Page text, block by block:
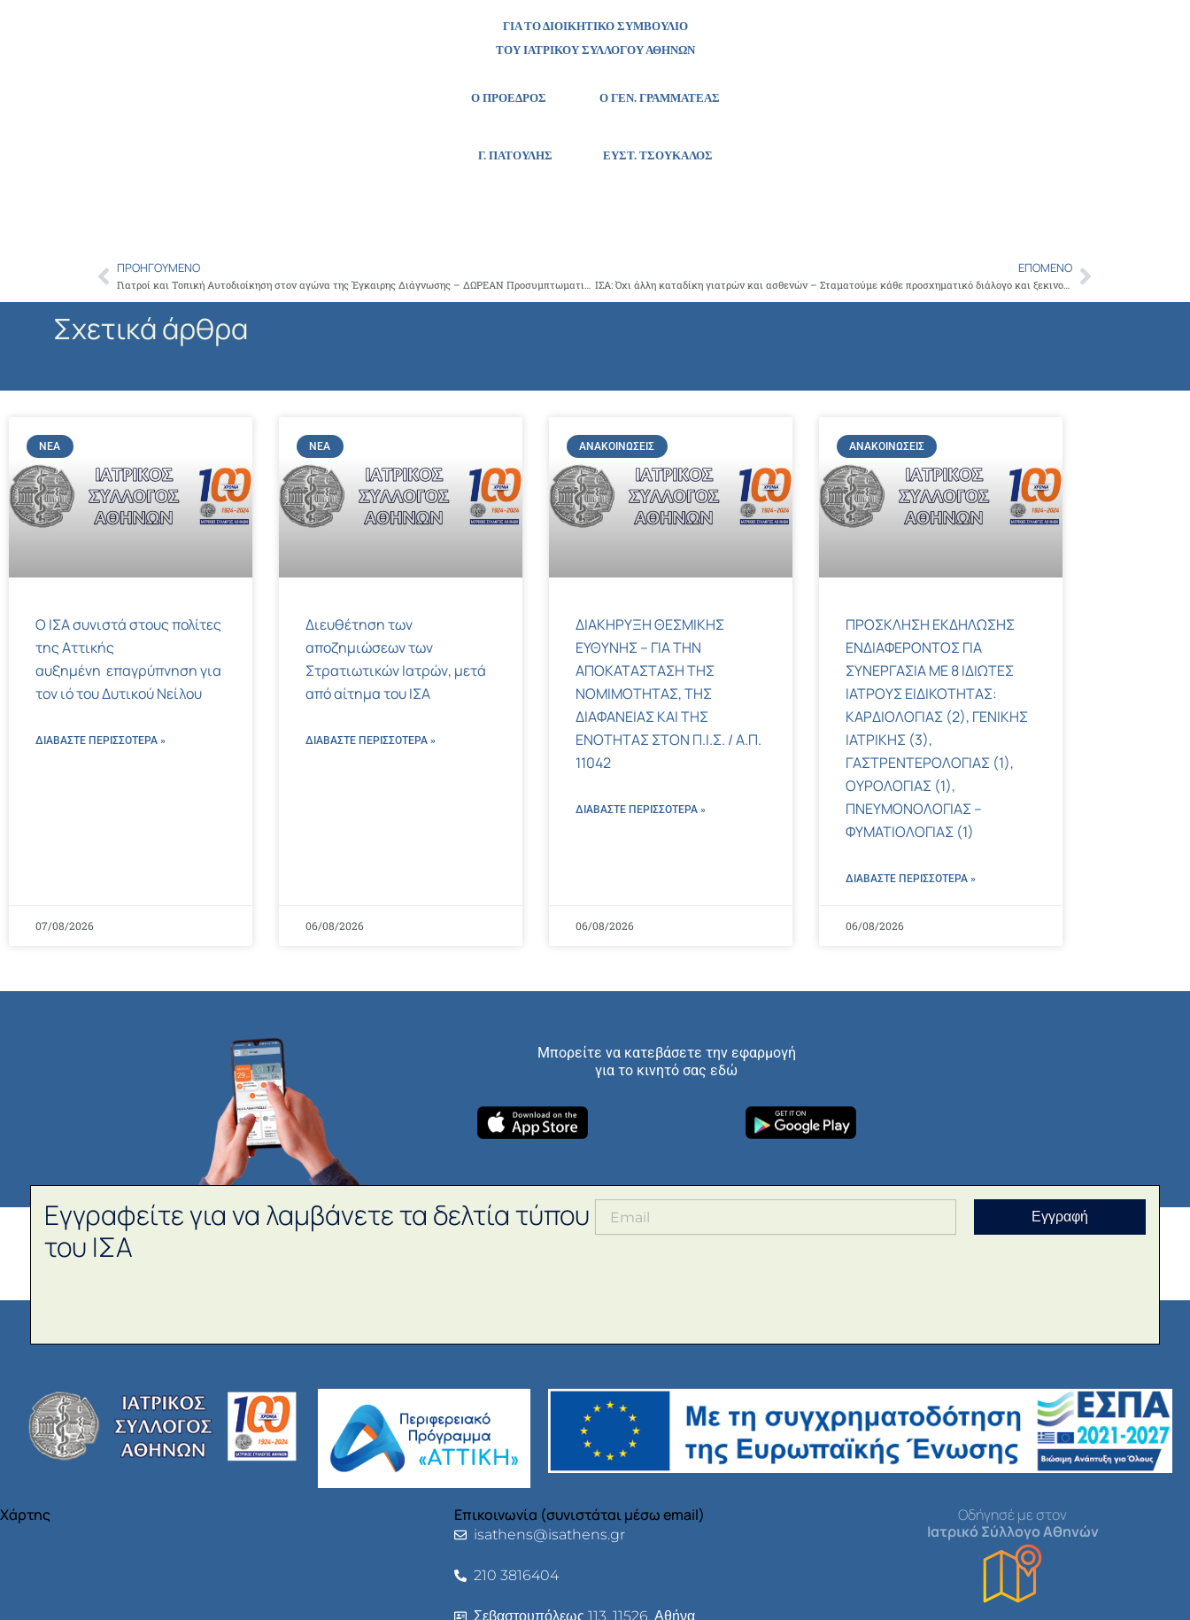
ΓΙΑ ΤΟ ΔΙΟΙΚΗΤΙΚΟ ΣΥΜΒΟΥΛΙΟ
ΤΟΥ ΙΑΤΡΙΚΟΥ ΣΥΛΛΟΓΟΥ ΑΘΗΝΩΝ
Ο ΠΡΟΕΔΡΟΣ Ο ΓΕΝ. ΓΡΑΜΜΑΤΕΑΣ
Γ. ΠΑΤΟΥΛΗΣ ΕΥΣΤ. ΤΣΟΥΚΑΛΟΣ
Prev
ΠΡΟΗΓΟΎΜΕΝΟ
Γιατροί και Τοπική Αυτοδιοίκηση στον αγώνα της Έγκαιρης Διάγνωσης – ΔΩΡΕΑΝ Προσυμπτωματικοί Έλεγχοι για Καρδιαγγειακά, Διαβήτη, Άνοια, Οστεοπόρωση
ΕΠΌΜΕΝΟ
ΙΣΑ: Όχι άλλη καταδίκη γιατρών και ασθενών – Σταματούμε κάθε προσχηματικό διάλογο και ξεκινούμε αγώνα εθνικής σωτηρίας της Δημόσιας ΥγείαςNext
Σχετικά άρθρα
ΝΈΑ
Ο ΙΣΑ συνιστά στους πολίτες
της Αττικής
αυξημένη επαγρύπνηση για
τον ιό του Δυτικού Νείλου
ΔΙΑΒΑΣΤΕ ΠΕΡΙΣΣΌΤΕΡΑ »
07/08/2026
ΝΈΑ
Διευθέτηση των
αποζημιώσεων των
Στρατιωτικών Ιατρών, μετά
από αίτημα του ΙΣΑ
ΔΙΑΒΑΣΤΕ ΠΕΡΙΣΣΌΤΕΡΑ »
06/08/2026
ΑΝΑΚΟΙΝΏΣΕΙΣ
ΔΙΑΚΗΡΥΞΗ ΘΕΣΜΙΚΗΣ
ΕΥΘΥΝΗΣ – ΓΙΑ ΤΗΝ
ΑΠΟΚΑΤΑΣΤΑΣΗ ΤΗΣ
ΝΟΜΙΜΟΤΗΤΑΣ, ΤΗΣ
ΔΙΑΦΑΝΕΙΑΣ ΚΑΙ ΤΗΣ
ΕΝΟΤΗΤΑΣ ΣΤΟΝ Π.Ι.Σ. / Α.Π.
11042
ΔΙΑΒΑΣΤΕ ΠΕΡΙΣΣΌΤΕΡΑ »
06/08/2026
ΑΝΑΚΟΙΝΏΣΕΙΣ
ΠΡΟΣΚΛΗΣΗ ΕΚΔΗΛΩΣΗΣ
ΕΝΔΙΑΦΕΡΟΝΤΟΣ ΓΙΑ
ΣΥΝΕΡΓΑΣΙΑ ΜΕ 8 ΙΔΙΩΤΕΣ
ΙΑΤΡΟΥΣ ΕΙΔΙΚΟΤΗΤΑΣ:
ΚΑΡΔΙΟΛΟΓΙΑΣ (2), ΓΕΝΙΚΗΣ
ΙΑΤΡΙΚΗΣ (3),
ΓΑΣΤΡΕΝΤΕΡΟΛΟΓΙΑΣ (1),
ΟΥΡΟΛΟΓΙΑΣ (1),
ΠΝΕΥΜΟΝΟΛΟΓΙΑΣ –
ΦΥΜΑΤΙΟΛΟΓΙΑΣ (1)
ΔΙΑΒΑΣΤΕ ΠΕΡΙΣΣΌΤΕΡΑ »
06/08/2026
Μπορείτε να κατεβάσετε την εφαρμογή
για το κινητό σας εδώ
Εγγραφείτε για να λαμβάνετε τα δελτία τύπου
του ΙΣΑ
Εγγραφή
Χάρτης Επικοινωνία (συνιστάται μέσω email)
isathens@isathens.gr
210 3816404
Σεβαστουπόλεως 113, 11526, Αθήνα
Οδήγησέ με στον
Ιατρικό Σύλλογο Αθηνών